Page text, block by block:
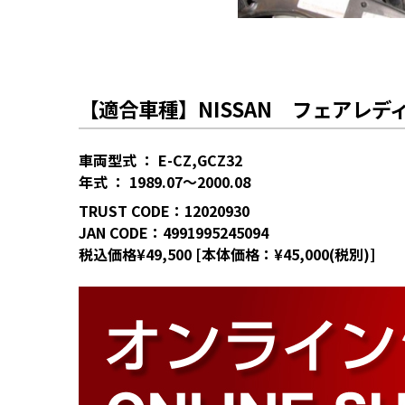
【適合車種】NISSAN フェアレデ
車両型式 ： E-CZ,GCZ32
年式 ： 1989.07～2000.08
TRUST CODE：12020930
JAN CODE：4991995245094
税込価格¥49,500 [本体価格：¥45,000(税別)]